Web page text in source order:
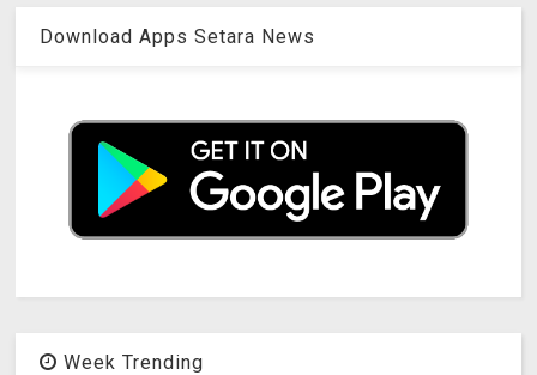
Download Apps Setara News
Week Trending